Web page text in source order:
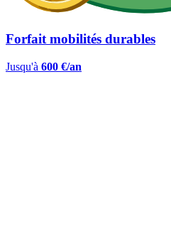
Forfait mobilités durables
Jusqu'à 600 €/an